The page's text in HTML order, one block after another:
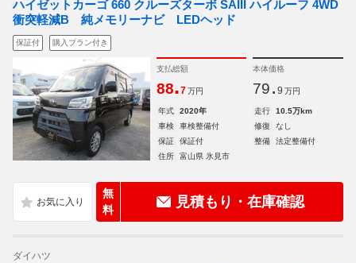
ハイゼットカーゴ 660 クルーズターボ SAIII ハイルーフ 4WD
衝突軽減B 純メモリーナビ LEDヘッド
保証付 購入プラン付き
支払総額
88.7 万円
本体価格
79. 9 万円
年式 2020年 走行
10.5万km
車検
車検整備付 修復
なし
保証
保証付 整備
法定整備付
住所
富山県 氷見市
無
料
見積もり・在庫確認
ダイハツ